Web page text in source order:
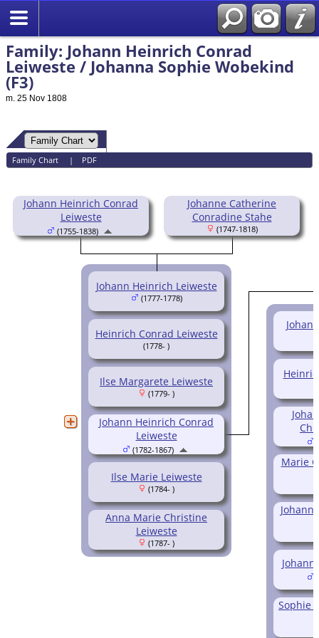
Family: Johann Heinrich Conrad
Leiweste / Johanna Sophie Wobekind
(F3)
m. 25 Nov 1808
Family Chart | PDF
Johann Heinrich Conrad
Leiweste
(1755-1838)
Johanne Catherine
Conradine Stahe
(1747-1818)
Johann Heinrich Leiweste
(1777-1778)
Heinrich Conrad Leiweste
(1778- )
Ilse Margarete Leiweste
(1779- )
Ilse Marie Leiweste
(1784- )
Anna Marie Christine
Leiweste
(1787- )
Johann Heinrich Conrad
Leiweste
(1782-1867)
Marie
Sophie